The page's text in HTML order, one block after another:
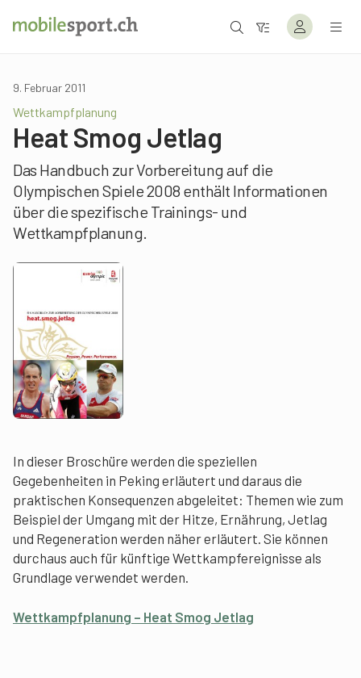
9. Februar 2011
Wettkampfplanung
Heat Smog Jetlag
Das Handbuch zur Vorbereitung auf die
Olympischen Spiele 2008 enthält Informationen
über die spezifische Trainings- und
Wettkampfplanung.
In dieser Broschüre werden die speziellen
Gegebenheiten in Peking erläutert und daraus die
praktischen Konsequenzen abgeleitet: Themen wie zum
Beispiel der Umgang mit der Hitze, Ernährung, Jetlag
und Regeneration werden näher erläutert. Sie können
durchaus auch für künftige Wettkampfereignisse als
Grundlage verwendet werden.
Wettkampfplanung – Heat Smog Jetlag